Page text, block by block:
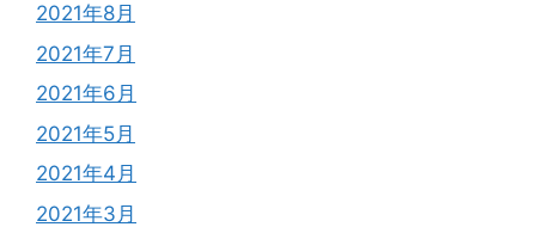
2021年8月
2021年7月
2021年6月
2021年5月
2021年4月
2021年3月